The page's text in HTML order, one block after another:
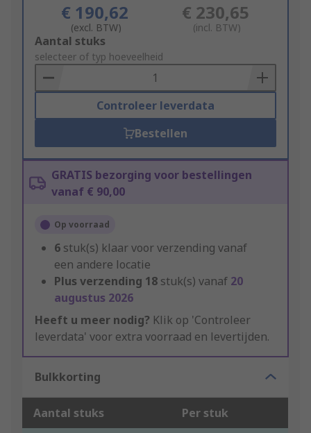
€ 190,62
(excl. BTW)
€ 230,65
(incl. BTW)
Add
to
Basket
Aantal stuks
selecteer of typ hoeveelheid
Controleer leverdata
Bestellen
GRATIS bezorging voor bestellingen
vanaf € 90,00
Op voorraad
6 stuk(s) klaar voor verzending vanaf
een andere locatie
Plus verzending 18 stuk(s) vanaf 20
augustus 2026
Heeft u meer nodig? Klik op 'Controleer
leverdata' voor extra voorraad en levertijden.
Bulkkorting
Aantal stuks Per stuk